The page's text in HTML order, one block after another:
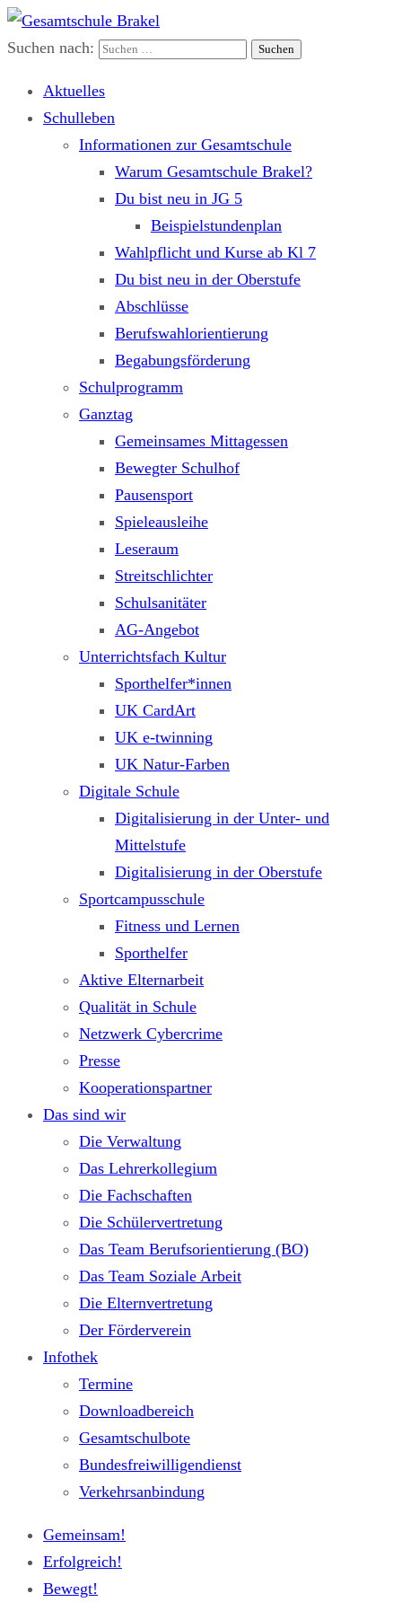
Gesamtschule Brakel
Gemeinsam.Erfolgreich.Bewegt.
Suchen nach:
Aktuelles
Schulleben
Informationen zur Gesamtschule
Warum Gesamtschule Brakel?
Du bist neu in JG 5
Beispielstundenplan
Wahlpflicht und Kurse ab Kl 7
Du bist neu in der Oberstufe
Abschlüsse
Berufswahlorientierung
Begabungsförderung
Schulprogramm
Ganztag
Gemeinsames Mittagessen
Bewegter Schulhof
Pausensport
Spieleausleihe
Leseraum
Streitschlichter
Schulsanitäter
AG-Angebot
Unterrichtsfach Kultur
Sporthelfer*innen
UK CardArt
UK e-twinning
UK Natur-Farben
Digitale Schule
Digitalisierung in der Unter- und
Mittelstufe
Digitalisierung in der Oberstufe
Sportcampusschule
Fitness und Lernen
Sporthelfer
Aktive Elternarbeit
Qualität in Schule
Netzwerk Cybercrime
Presse
Kooperationspartner
Das sind wir
Die Verwaltung
Das Lehrerkollegium
Die Fachschaften
Die Schülervertretung
Das Team Berufsorientierung (BO)
Das Team Soziale Arbeit
Die Elternvertretung
Der Förderverein
Infothek
Termine
Downloadbereich
Gesamtschulbote
Bundesfreiwilligendienst
Verkehrsanbindung
Gemeinsam!
Erfolgreich!
Bewegt!